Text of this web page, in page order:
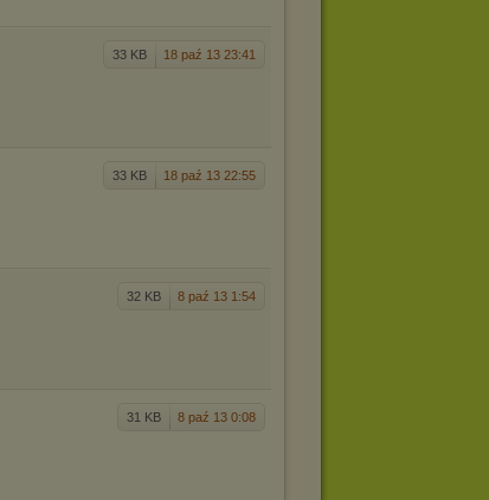
33 KB 18 paź 13 23:41
33 KB 18 paź 13 22:55
32 KB 8 paź 13 1:54
31 KB 8 paź 13 0:08